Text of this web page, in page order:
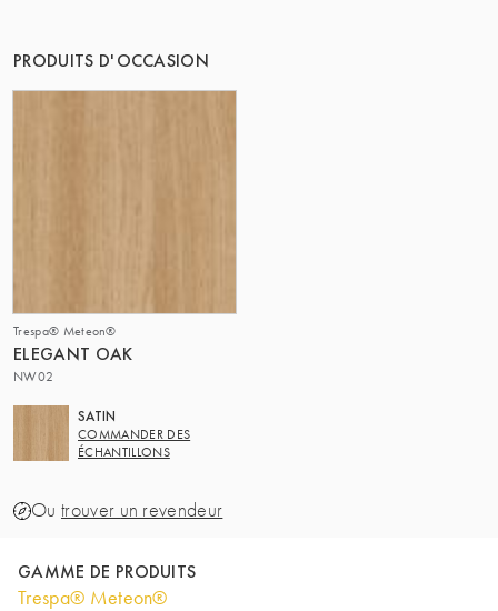
PRODUITS D'OCCASION
Trespa® Meteon®
ELEGANT OAK
NW02
SATIN
COMMANDER DES
ÉCHANTILLONS
Ou trouver un revendeur
GAMME DE PRODUITS
Trespa® Meteon®